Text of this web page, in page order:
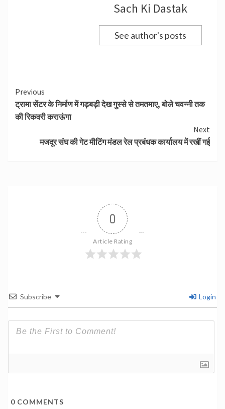
Sach Ki Dastak
See author's posts
Continue
Reading
Previous
ट्रामा सेंटर के निर्माण में गड़बड़ी देख गुस्से से तमतमाए, बोले चवन्नी तक
की रिकवरी कराऊंगा
Next
मजदूर संघ की गेट मीटिंग मंडल रेल प्रबंधक कार्यालय में रखीं गई
0
Article Rating
Subscribe Login
0 COMMENTS